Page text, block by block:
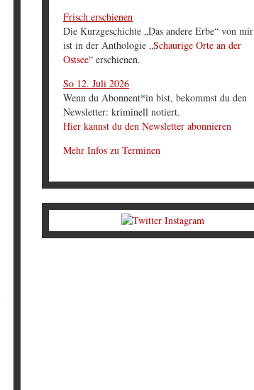
Frisch erschienen
Die Kurzgeschichte „Das andere Erbe“ von mir
ist in der Anthologie „Schaurige Orte an der
Ostsee“ erschienen.
So 12. Juli 2026
Wenn du Abonnent*in bist, bekommst du den
Newsletter: kriminell notiert.
Hier kannst du den Newsletter abonnieren
Mehr Infos zu Terminen